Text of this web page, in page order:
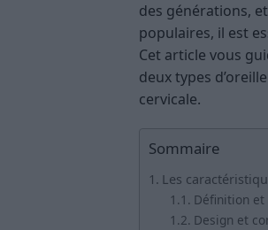
des générations,
populaires, il est
Cet article vous
deux types
cervicale.
Sommaire
Les
Définition
Design et